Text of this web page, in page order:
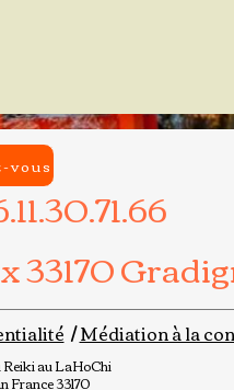
33170
vous
/Médiation à la
au LaHoChi
France 33170